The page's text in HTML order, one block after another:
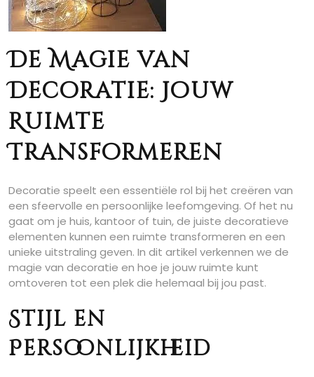
De Magie van
Decoratie: Jouw
Ruimte
Transformeren
Decoratie speelt een essentiële rol bij het creëren van
een sfeervolle en persoonlijke leefomgeving. Of het nu
gaat om je huis, kantoor of tuin, de juiste decoratieve
elementen kunnen een ruimte transformeren en een
unieke uitstraling geven. In dit artikel verkennen we de
magie van decoratie en hoe je jouw ruimte kunt
omtoveren tot een plek die helemaal bij jou past.
Stijl en
Persoonlijkheid